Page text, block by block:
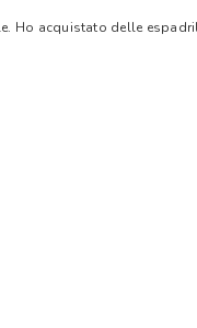
Ho acquistato delle